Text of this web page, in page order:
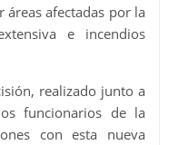
afectadas por la
e incendios
realizado junto a
funcionarios de la
con esta nueva